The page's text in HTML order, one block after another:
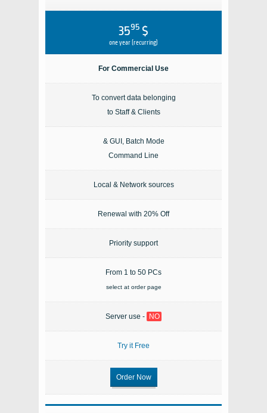
$ 35
95
one year (recurring)
For Commercial Use
To convert data belonging
to Staff & Clients
GUI, Batch Mode &
Command Line
Local & Network sources
Renewal with 20% Off
Priority support
From 1 to 50 PCs
select at order page
Server use - NO
Try it Free
Order Now